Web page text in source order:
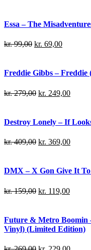
Essa – The
kr.99,00 kr. 69,00
Freddie Gibbs – Freddie
kr.279,00 kr. 249,00
Destroy Lonely – If
kr.409,00 kr. 369,00
DMX – X Gon Give It
kr.159,00 kr. 119,00
Future & Metro Boomin
Vinyl) (Limited Edition)